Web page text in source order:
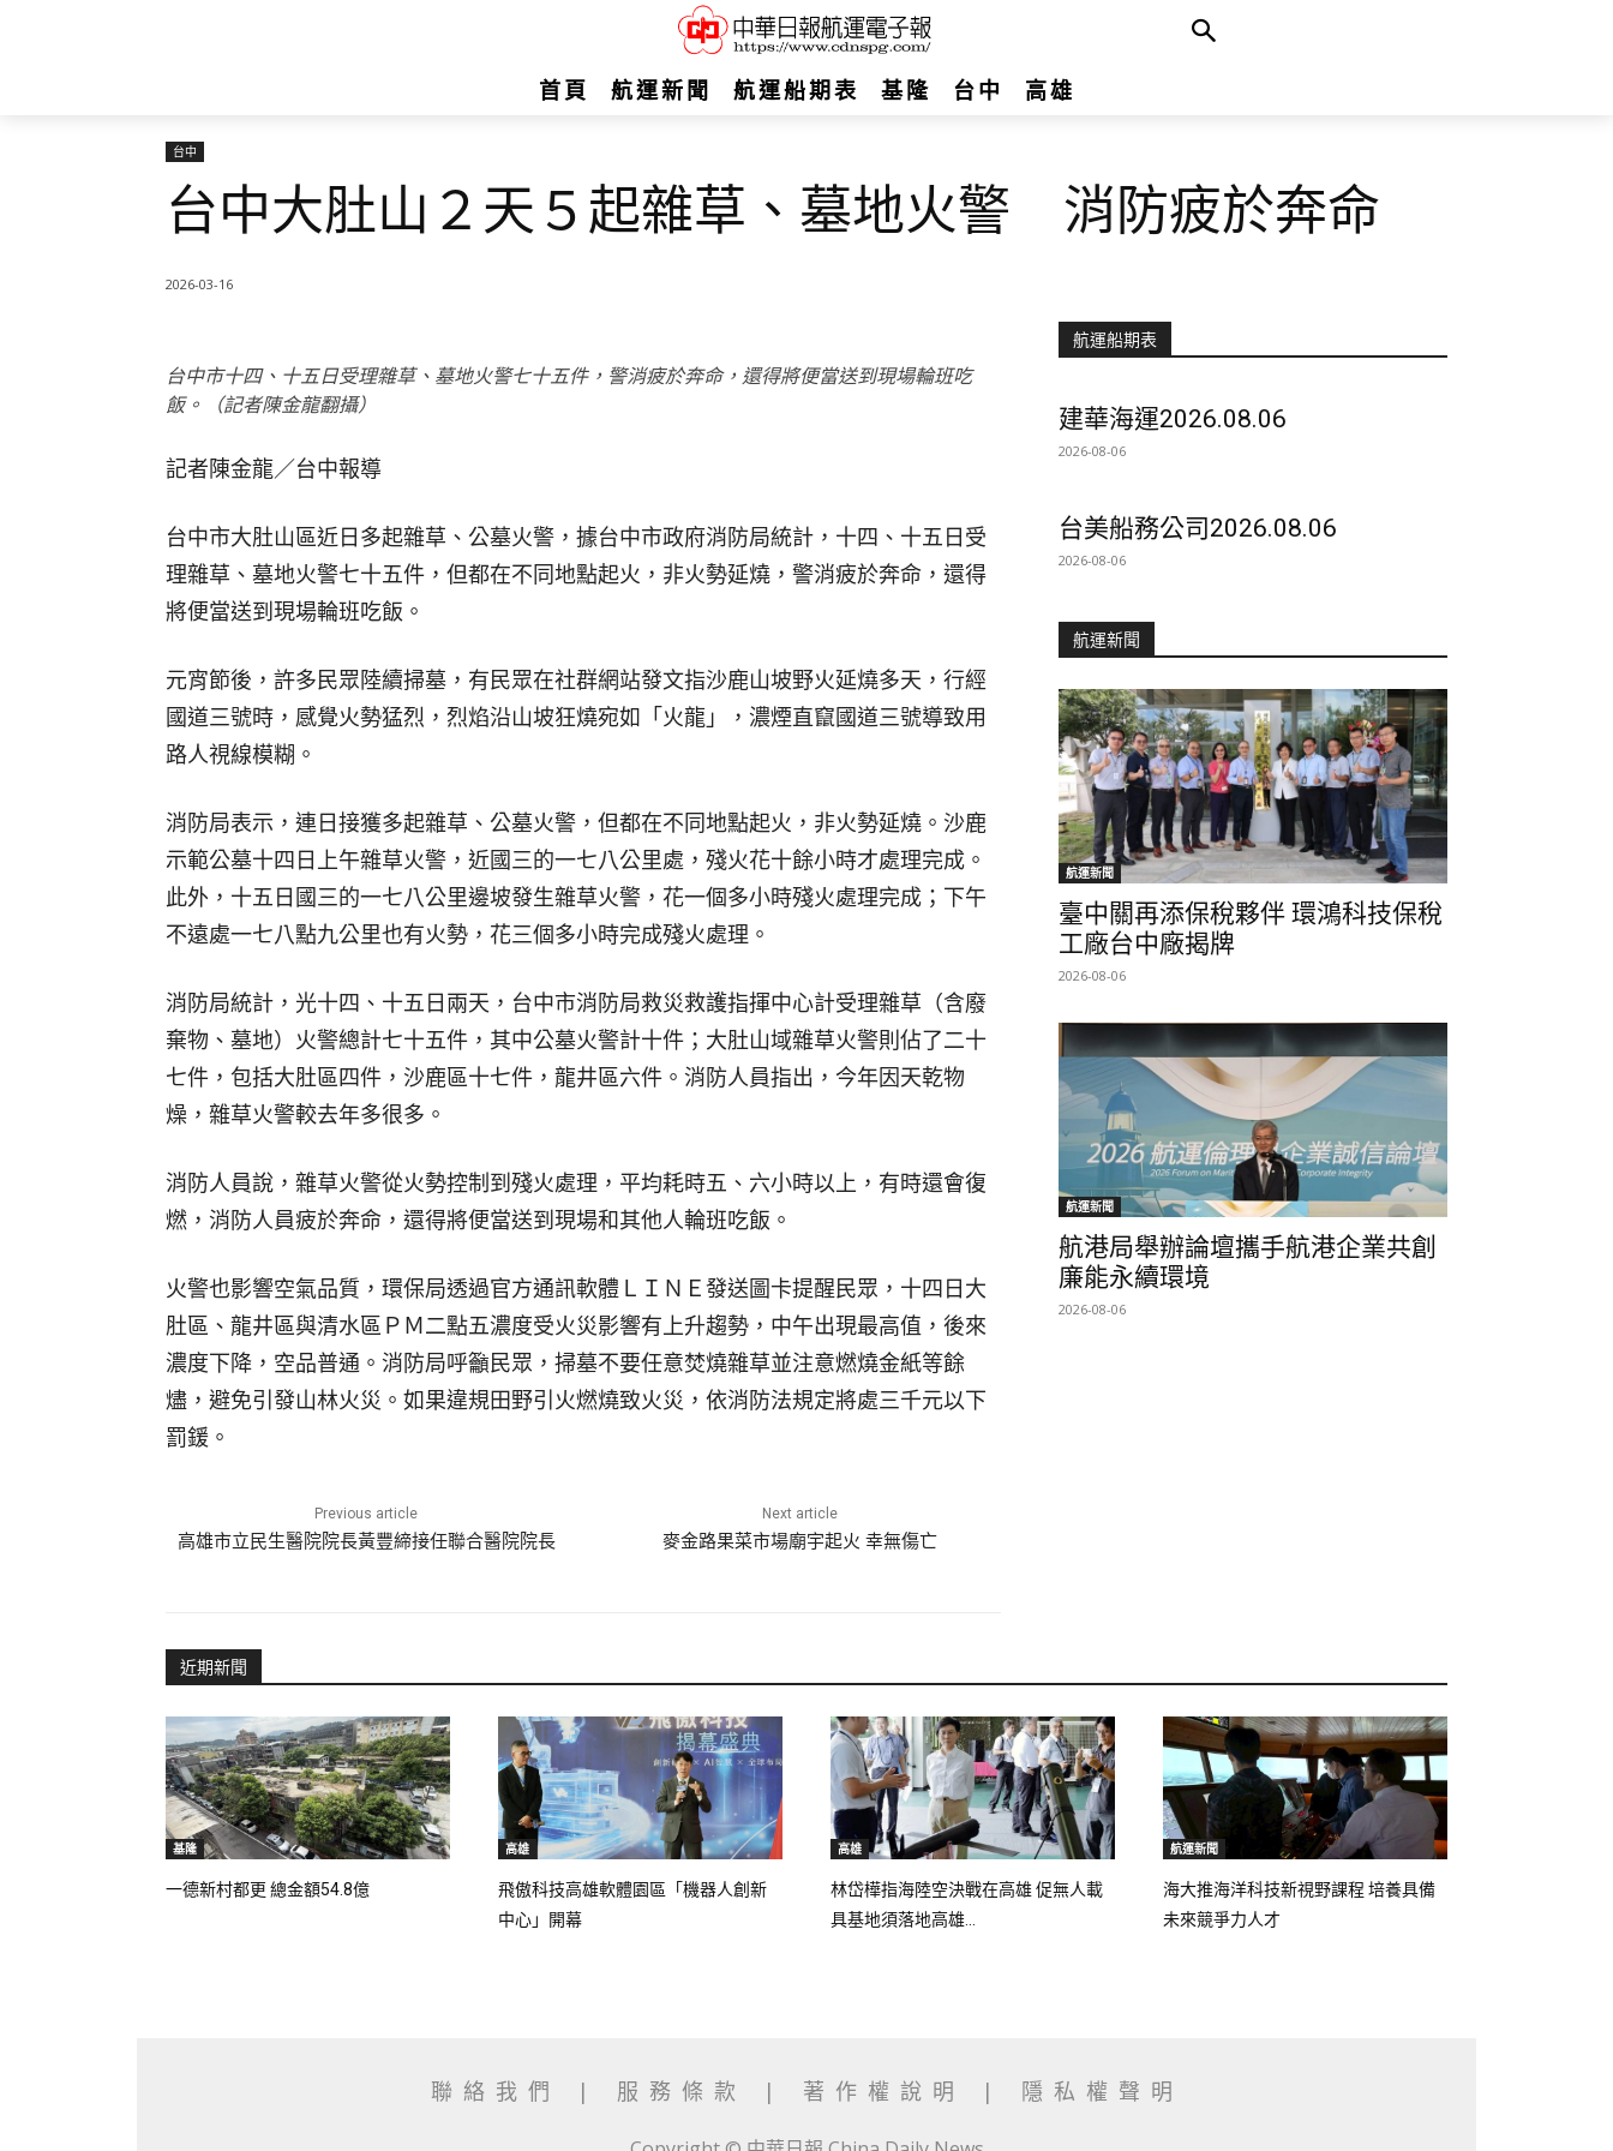
首頁 航運新聞 航運船期表 基隆 台中 高雄
台中
台中大肚山２天５起雜草、墓地火警 消防疲於奔命
2026-03-16
台中市十四、十五日受理雜草、墓地火警七十五件，警消疲於奔命，還得將便當送到現場輪班吃
飯。（記者陳金龍翻攝）
記者陳金龍／台中報導
台中市大肚山區近日多起雜草、公墓火警，據台中市政府消防局統計，十四、十五日受
理雜草、墓地火警七十五件，但都在不同地點起火，非火勢延燒，警消疲於奔命，還得
將便當送到現場輪班吃飯。
元宵節後，許多民眾陸續掃墓，有民眾在社群網站發文指沙鹿山坡野火延燒多天，行經
國道三號時，感覺火勢猛烈，烈焰沿山坡狂燒宛如「火龍」，濃煙直竄國道三號導致用
路人視線模糊。
消防局表示，連日接獲多起雜草、公墓火警，但都在不同地點起火，非火勢延燒。沙鹿
示範公墓十四日上午雜草火警，近國三的一七八公里處，殘火花十餘小時才處理完成。
此外，十五日國三的一七八公里邊坡發生雜草火警，花一個多小時殘火處理完成；下午
不遠處一七八點九公里也有火勢，花三個多小時完成殘火處理。
消防局統計，光十四、十五日兩天，台中市消防局救災救護指揮中心計受理雜草（含廢
棄物、墓地）火警總計七十五件，其中公墓火警計十件；大肚山域雜草火警則佔了二十
七件，包括大肚區四件，沙鹿區十七件，龍井區六件。消防人員指出，今年因天乾物
燥，雜草火警較去年多很多。
消防人員說，雜草火警從火勢控制到殘火處理，平均耗時五、六小時以上，有時還會復
燃，消防人員疲於奔命，還得將便當送到現場和其他人輪班吃飯。
火警也影響空氣品質，環保局透過官方通訊軟體ＬＩＮＥ發送圖卡提醒民眾，十四日大
肚區、龍井區與清水區ＰＭ二點五濃度受火災影響有上升趨勢，中午出現最高值，後來
濃度下降，空品普通。消防局呼籲民眾，掃墓不要任意焚燒雜草並注意燃燒金紙等餘
燼，避免引發山林火災。如果違規田野引火燃燒致火災，依消防法規定將處三千元以下
罰鍰。
Previous article
高雄市立民生醫院院長黃豐締接任聯合醫院院長
Next article
麥金路果菜市場廟宇起火 幸無傷亡
航運船期表
建華海運2026.08.06
2026-08-06
台美船務公司2026.08.06
2026-08-06
航運新聞
航運新聞
臺中關再添保稅夥伴 環鴻科技保稅
工廠台中廠揭牌
2026-08-06
航運新聞
航港局舉辦論壇攜手航港企業共創
廉能永續環境
2026-08-06
近期新聞
基隆
一德新村都更 總金額54.8億
高雄
飛傲科技高雄軟體園區「機器人創新
中心」開幕
高雄
林岱樺指海陸空決戰在高雄 促無人載
具基地須落地高雄...
航運新聞
海大推海洋科技新視野課程 培養具備
未來競爭力人才
聯絡我們 | 服務條款 | 著作權說明 | 隱私權聲明